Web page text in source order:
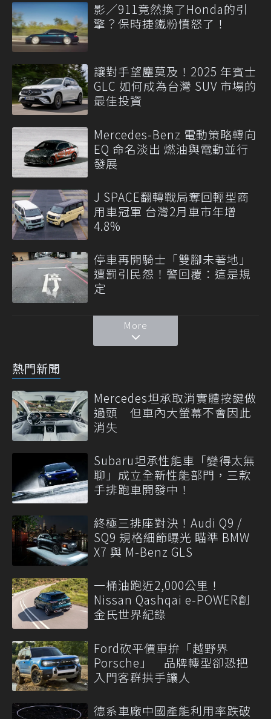
影／911竟然換了Honda的引
擎？保時捷鐵粉憤怒了！
讓對手望塵莫及！2025 年賓士
GLC 如何成為台灣 SUV 市場的
最佳投資
Mercedes-Benz 電動策略轉向
EQ 命名淡出 燃油與電動並行
發展
J SPACE翻轉戰局奪回輕型商
用車冠軍 台灣2月車市年增
4.8%
停車再開騎士「雙腳未著地」
遭罰引民怨！警回覆：這是規
定
More
熱門新聞
Mercedes坦承取消實體按鍵做
過頭 但車內大螢幕不會因此
消失
Subaru坦承性能車「變得太無
聊」成立全新性能部門，三款
手排跑車開發中！
終極三排座對決！Audi Q9 /
SQ9 規格細節曝光 瞄準 BMW
X7 與 M-Benz GLS
一桶油跑近2,000公里！
Nissan Qashqai e-POWER創
金氏世界紀錄
Ford砍平價車拚「越野界
Porsche」 品牌轉型卻恐把
入門客群拱手讓人
德系車廠中國產能利用率跌破